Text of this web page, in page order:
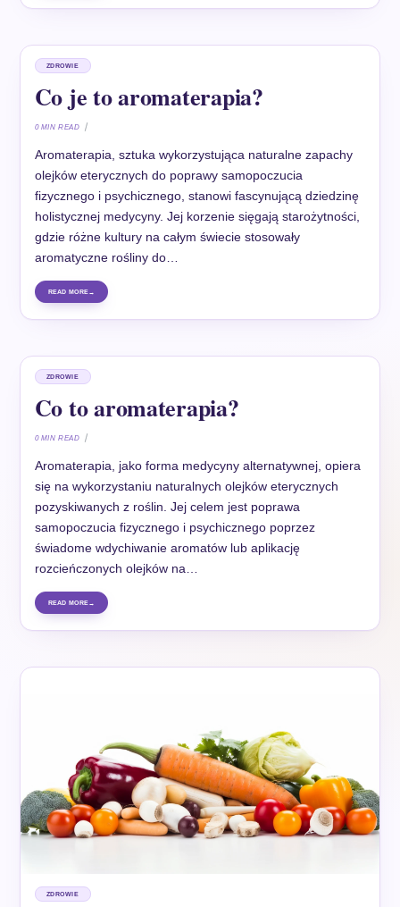
ZDROWIE
Co je to aromaterapia?
0 MIN READ
Aromaterapia, sztuka wykorzystująca naturalne zapachy
olejków eterycznych do poprawy samopoczucia
fizycznego i psychicznego, stanowi fascynującą dziedzinę
holistycznej medycyny. Jej korzenie sięgają starożytności,
gdzie różne kultury na całym świecie stosowały
aromatyczne rośliny do…
READ MORE
ZDROWIE
Co to aromaterapia?
0 MIN READ
Aromaterapia, jako forma medycyny alternatywnej, opiera
się na wykorzystaniu naturalnych olejków eterycznych
pozyskiwanych z roślin. Jej celem jest poprawa
samopoczucia fizycznego i psychicznego poprzez
świadome wdychiwanie aromatów lub aplikację
rozcieńczonych olejków na…
READ MORE
ZDROWIE